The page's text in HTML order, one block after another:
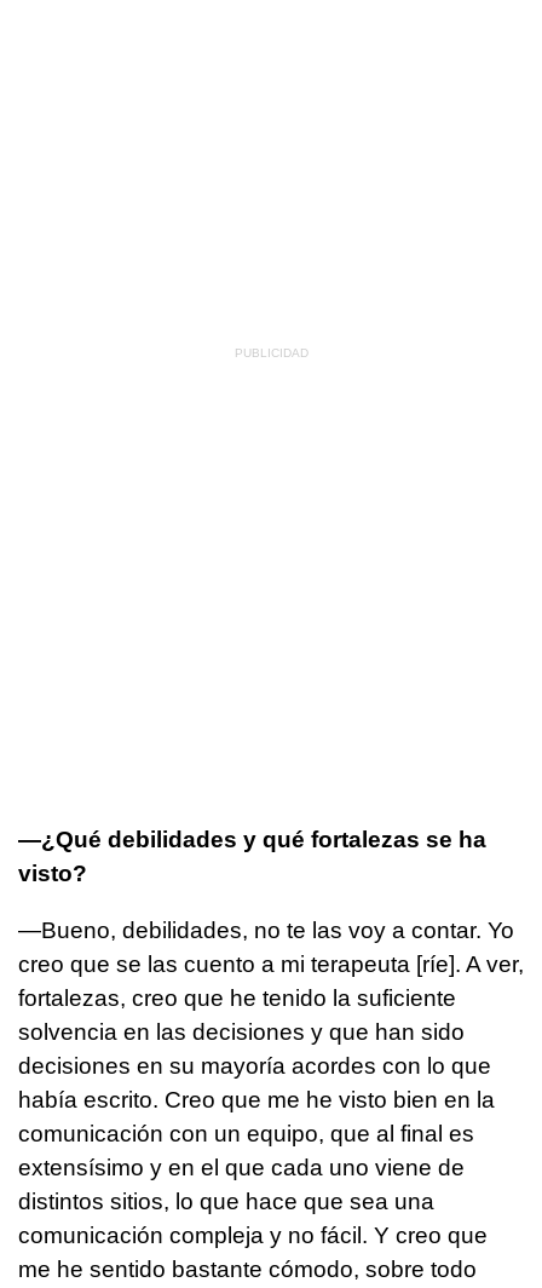
—¿Qué debilidades y qué fortalezas se ha
visto?
—Bueno, debilidades, no te las voy a contar. Yo
creo que se las cuento a mi terapeuta [ríe]. A ver,
fortalezas, creo que he tenido la suficiente
solvencia en las decisiones y que han sido
decisiones en su mayoría acordes con lo que
había escrito. Creo que me he visto bien en la
comunicación con un equipo, que al final es
extensísimo y en el que cada uno viene de
distintos sitios, lo que hace que sea una
comunicación compleja y no fácil. Y creo que
me he sentido bastante cómodo, sobre todo